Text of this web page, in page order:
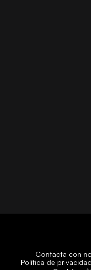
Contacta con
Política de privacidad